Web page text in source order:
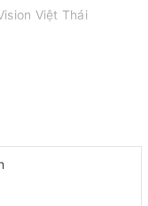
Việt Thái